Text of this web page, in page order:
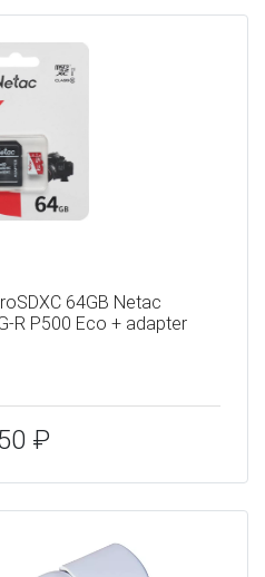
64GB Netac
R P500 Eco + adapter
₽